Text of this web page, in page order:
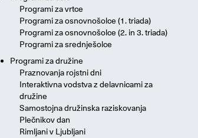
Programi za vrtce
Programi za osnovnošolce (1. triada)
Programi za osnovnošolce (2. in 3. triada)
Programi za srednješolce
Programi za družine
Praznovanja rojstni dni
Interaktivna vodstva z delavnicami za
družine
Samostojna družinska raziskovanja
Plečnikov dan
Rimljani v Ljubljani